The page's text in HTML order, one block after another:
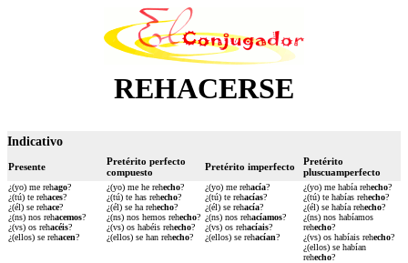
REHACERSE
Indicativo
Presente
Pretérito perfecto
compuesto
Pretérito imperfecto
Pretérito
pluscuamperfecto
¿(yo) me rehago?
¿(tú) te rehaces?
¿(él) se rehace?
¿(ns) nos rehacemos?
¿(vs) os rehacéis?
¿(ellos) se rehacen?
¿(yo) me he rehecho?
¿(tú) te has rehecho?
¿(él) se ha rehecho?
¿(ns) nos hemos rehecho?
¿(vs) os habéis rehecho?
¿(ellos) se han rehecho?
¿(yo) me rehacía?
¿(tú) te rehacías?
¿(él) se rehacía?
¿(ns) nos rehacíamos?
¿(vs) os rehacíais?
¿(ellos) se rehacían?
¿(yo) me había rehecho?
¿(tú) te habías rehecho?
¿(él) se había rehecho?
¿(ns) nos habíamos
rehecho?
¿(vs) os habíais rehecho?
¿(ellos) se habían
rehecho?